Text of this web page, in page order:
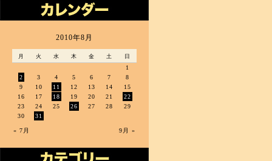
2010年8月
月 火 水 木 金 土 日
« 7月 9月 »
1
2
3 4 5 6 7
8
9
10 11 12 13 14
15
16
17 18 19 20 21
22
23
24 25 26 27 28
29
30
31